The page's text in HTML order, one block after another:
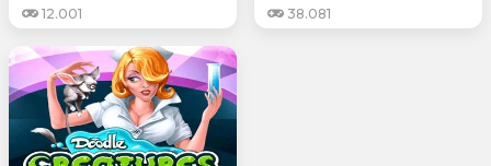
12.001 38.081